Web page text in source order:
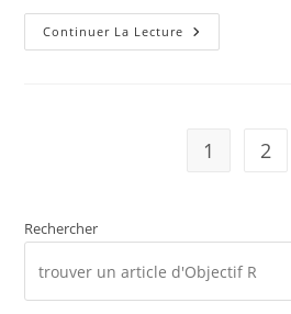
Continuer La Lecture R
Comme
1 2
Rechercher